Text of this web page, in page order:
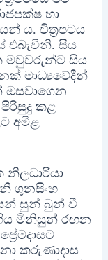
හා
ය. චිත්‍රපටය
එබැවිනි. සිය
මවුවරුන්ට සිය
මාධ්‍යවේදීන්
ඔසවාගෙන
කළ
අමිළ
නිලධාරියා
ගුනසිංහ
සුන් බුන් වී
මිනිසුන් රඟන
කරුණාදාස